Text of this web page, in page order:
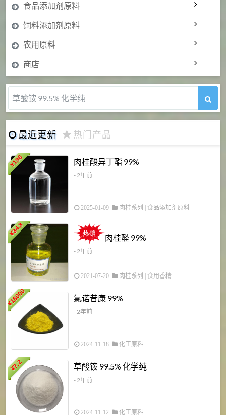
食品添加剂原料
饲料添加剂原料
农用原料
商店
5-甲氧基吲哚 98%
最近更新 热门产品
¥
198 肉桂酸异丁酯 99%
- 2年前
2025-01-09 肉桂系列 食品添加剂原料
¥
34.8
肉桂醛 99%
- 2年前
2021-07-20 肉桂系列 食用香精
¥
18000 氯诺昔康 99%
- 2年前
2024-11-18 化工原料
¥
7.2 草酸铵 99.5% 化学纯
- 2年前
2024-11-12 化工原料